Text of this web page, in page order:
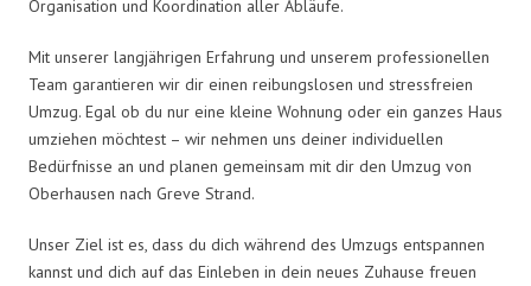
Organisation und Koordination aller Abläufe.
Mit unserer langjährigen Erfahrung und unserem professionellen
Team garantieren wir dir einen reibungslosen und stressfreien
Umzug. Egal ob du nur eine kleine Wohnung oder ein ganzes Haus
umziehen möchtest – wir nehmen uns deiner individuellen
Bedürfnisse an und planen gemeinsam mit dir den Umzug von
Oberhausen nach Greve Strand.
Unser Ziel ist es, dass du dich während des Umzugs entspannen
kannst und dich auf das Einleben in dein neues Zuhause freuen